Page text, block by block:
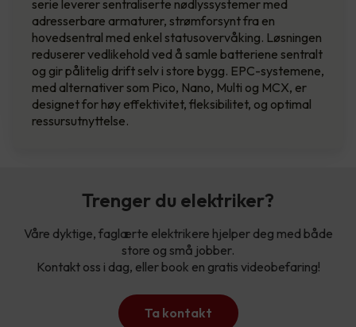
serie leverer sentraliserte nødlyssystemer med
adresserbare armaturer, strømforsynt fra en
hovedsentral med enkel statusovervåking. Løsningen
reduserer vedlikehold ved å samle batteriene sentralt
og gir pålitelig drift selv i store bygg. EPC-systemene,
med alternativer som Pico, Nano, Multi og MCX, er
designet for høy effektivitet, fleksibilitet, og optimal
ressursutnyttelse.
Trenger du elektriker?
Våre dyktige, faglærte elektrikere hjelper deg med både
store og små jobber.
Kontakt oss i dag, eller book en gratis videobefaring!
Ta kontakt